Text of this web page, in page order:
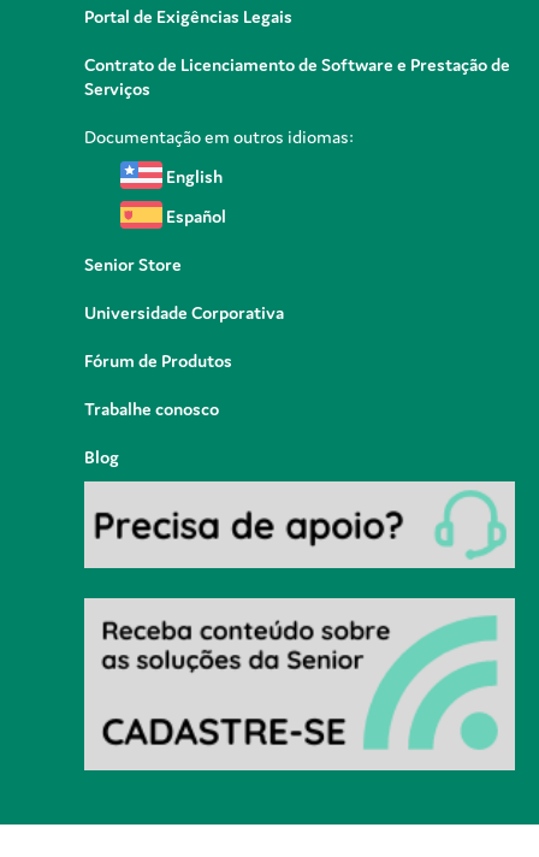
Portal de Exigências Legais
Contrato de Licenciamento de Software e Prestação de
Serviços
Documentação em outros idiomas:
English
Español
Senior Store
Universidade Corporativa
Fórum de Produtos
Trabalhe conosco
Blog